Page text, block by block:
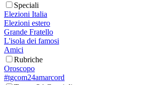
Speciali
Elezioni Italia
Elezioni estero
Grande Fratello
L'isola dei famosi
Amici
Rubriche
Oroscopo
#tgcom24amarcord